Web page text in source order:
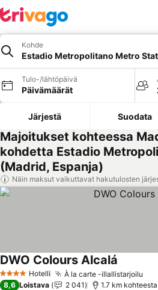
Kohde
Estadio Metropolitano Metro
Tulo-/lähtöpäivä
Päivämäärät
Järjestä Suodata
Majoitukset kohteessa
kohdetta Estadio
(Madrid, Espanja)
Näin maksut vaikuttavat hakutulosten
4 Tähtiluokitus
Hotelli À la carte -illallistarjoilu
DWO Colours Alcalá
8,6 Loistava 2 041